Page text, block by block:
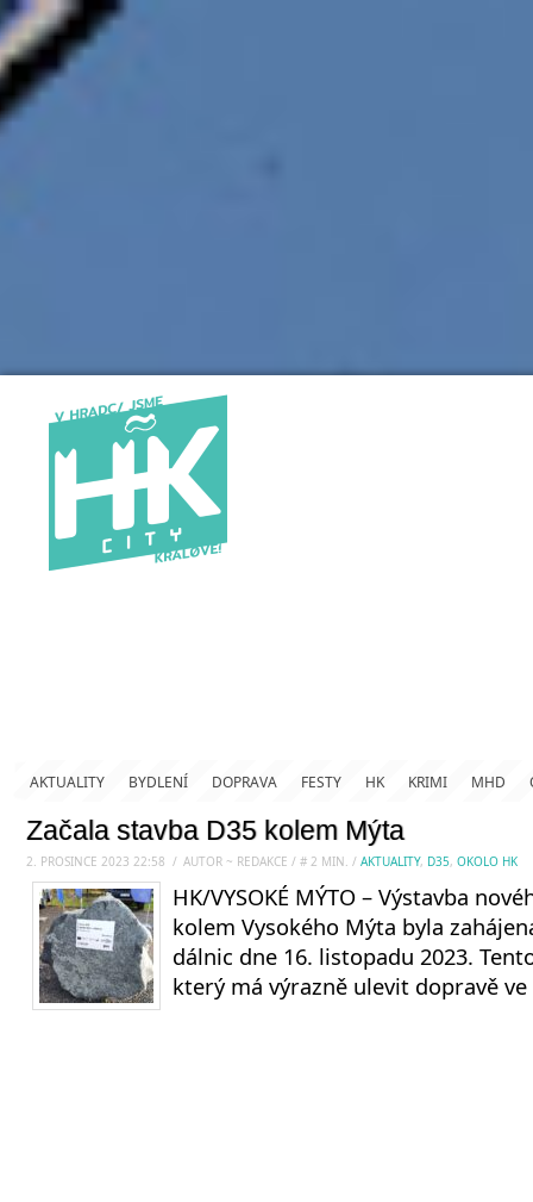
AKTUALITY BYDLENÍ DOPRAVA FESTY HK KRIMI MHD
Začala stavba D35 kolem Mýta
2. PROSINCE 2023 22:58 / AUTOR ~ REDAKCE / # 2 MIN. / AKTUALITY, D35, OKOLO HK
HK/VYSOKÉ MÝTO – Výstavba
kolem Vysokého Mýta byla
dálnic dne 16. listopadu 2023.
který má výrazně ulevit dopravě